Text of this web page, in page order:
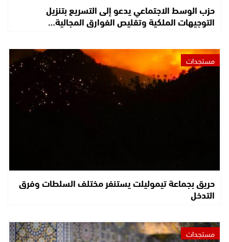
حزب الوسط الاجتماعي يدعو إلى التسريع بتنزيل
التوجيهات الملكية وتقليص الفوارق المجالية…
مستجدات
حريق بجماعة تيموليلت يستنفر مختلف السلطات وفرق
التدخل
مستجدات